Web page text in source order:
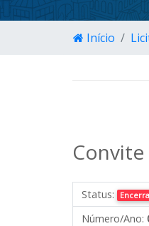
Início
Convite
Status:
Número/Ano: